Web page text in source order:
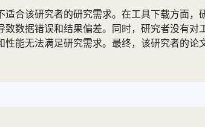
合该研究者的研究需求。在工具下载方面
数据错误和结果偏差。同时，研究者没有
能无法满足研究需求。最终，该研究者的